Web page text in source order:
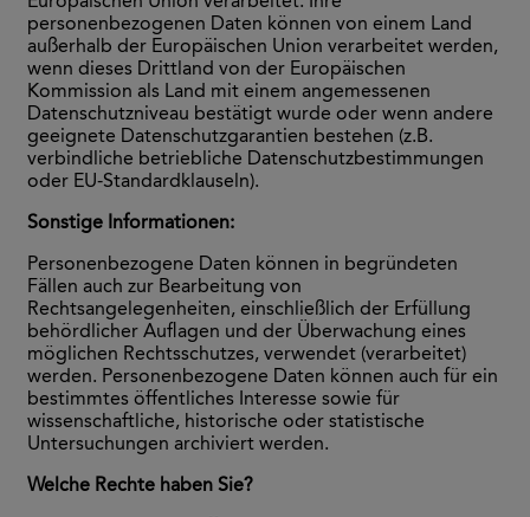
personenbezogenen Daten können von einem Land
außerhalb der Europäischen Union verarbeitet werden,
wenn dieses Drittland von der Europäischen
Kommission als Land mit einem angemessenen
Datenschutzniveau bestätigt wurde oder wenn andere
geeignete Datenschutzgarantien bestehen (z.B.
verbindliche betriebliche Datenschutzbestimmungen
oder EU-Standardklauseln).
Sonstige Informationen:
Personenbezogene Daten können in begründeten
Fällen auch zur Bearbeitung von
Rechtsangelegenheiten, einschließlich der Erfüllung
behördlicher Auflagen und der Überwachung eines
möglichen Rechtsschutzes, verwendet (verarbeitet)
werden. Personenbezogene Daten können auch für ein
bestimmtes öffentliches Interesse sowie für
wissenschaftliche, historische oder statistische
Untersuchungen archiviert werden.
Welche Rechte haben Sie?